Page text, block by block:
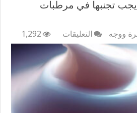
تجنبها في مرطبات
ووجه التعليقات على
هل
هنالك
مكونات
يجب
تجنبها
في
مرطبات
1,292